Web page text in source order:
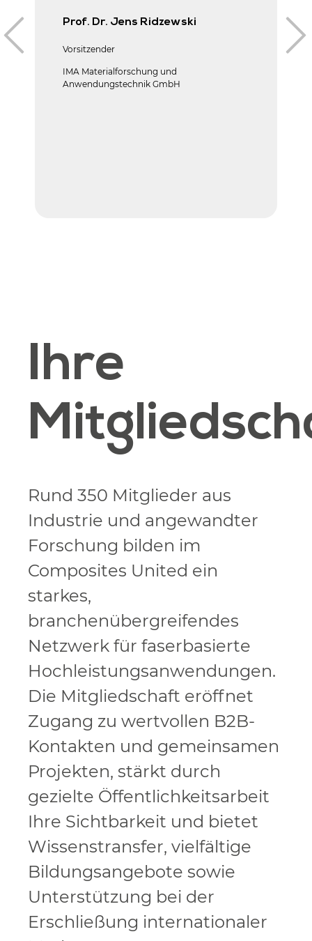
Prof. Dr. Jens Ridzewski
Vorsitzender
IMA Materialforschung und
Anwendungstechnik GmbH
Ihre
Rund 350 Mitglieder aus
Industrie und angewandter
Forschung bilden im
Composites United ein
starkes,
branchenübergreifendes
Netzwerk für faserbasierte
Hochleistungsanwendungen.
Die Mitgliedschaft eröffnet
Zugang zu wertvollen B2B-
Kontakten und gemeinsamen
Projekten, stärkt durch
gezielte Öffentlichkeitsarbeit
Ihre Sichtbarkeit und bietet
Wissenstransfer, vielfältige
Bildungsangebote sowie
Unterstützung bei der
Erschließung internationaler